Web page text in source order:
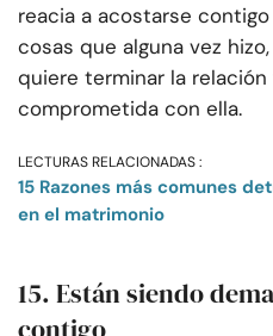
reacia a acostarse
cosas que alguna vez
quiere terminar la
comprometida con ella.
LECTURAS RELACIONADAS :
15 Razones más comunes
en el matrimonio
15. Están siendo